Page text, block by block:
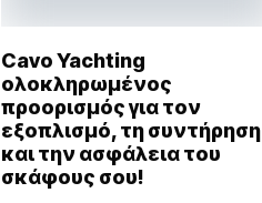
Cavo Yachting
ολοκληρωμένος
προορισμός για τον
εξοπλισμό, τη συντήρηση
και την ασφάλεια του
σκάφους σου!